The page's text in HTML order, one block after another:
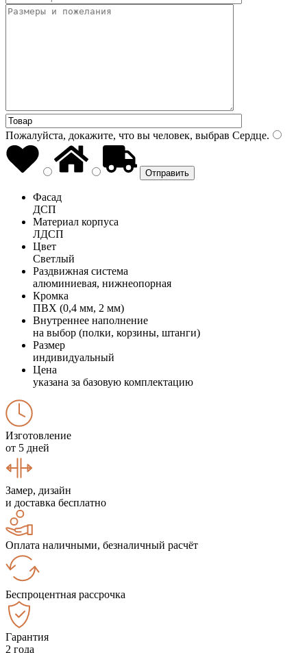
Пожалуйста, докажите, что вы человек, выбрав Сердце.
Фасад
ДСП
Материал корпуса
ЛДСП
Цвет
Светлый
Раздвижная система
алюминиевая, нижнеопорная
Кромка
ПВХ (0,4 мм, 2 мм)
Внутреннее наполнение
на выбор (полки, корзины, штанги)
Размер
индивидуальный
Цена
указана за базовую комплектацию
Изготовление
от 5 дней
Замер, дизайн
и доставка бесплатно
Оплата наличными, безналичный расчёт
Беспроцентная рассрочка
Гарантия
2 года